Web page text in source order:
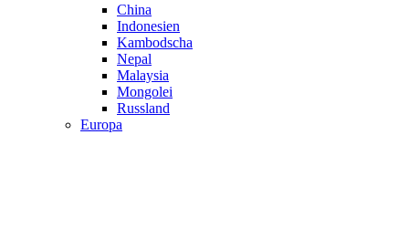
China
Indonesien
Kambodscha
Nepal
Malaysia
Mongolei
Russland
Europa